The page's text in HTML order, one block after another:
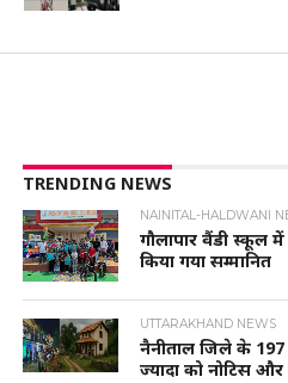
TRENDING NEWS
NAINITAL-HALDWANI
गौलापार वैंडी स्कूल में
किया गया सम्मानित
UTTARAKHAND NEWS
नैनीताल जिले के 197
ज्यादा को नोटिस